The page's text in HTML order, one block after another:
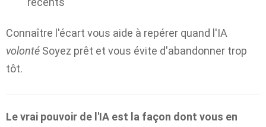
Connaître l'écart vous aide à repérer quand l'IA
volonté Soyez prêt et vous évite d'abandonner trop
tôt.
Le vrai pouvoir de l'IA est la façon dont vous en